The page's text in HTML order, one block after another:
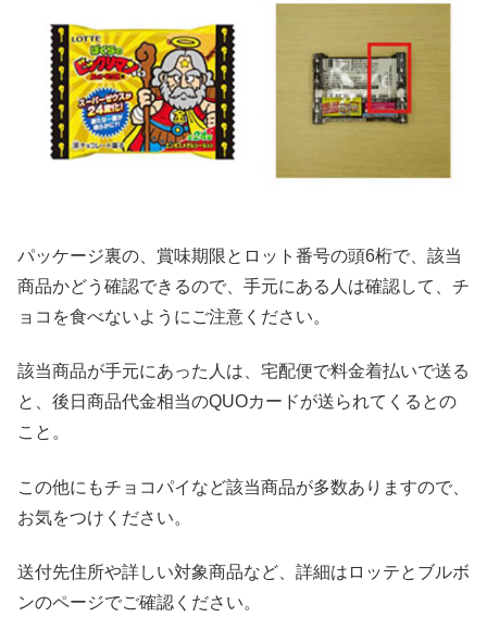
パッケージ裏の、賞味期限とロット番号の頭6桁で、該当
商品かどう確認できるので、手元にある人は確認して、チ
ョコを食べないようにご注意ください。
該当商品が手元にあった人は、宅配便で料金着払いで送る
と、後日商品代金相当のQUOカードが送られてくるとの
こと。
この他にもチョコパイなど該当商品が多数ありますので、
お気をつけください。
送付先住所や詳しい対象商品など、詳細はロッテとブルボ
ンのページでご確認ください。